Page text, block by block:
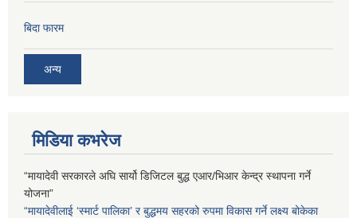
बिदा फारम
अन्य
मिडिया कभरेज
“मायादेवी सरकारले अघि सार्यो डिजिटल बुद्ध एआर/भिआर केन्द्र स्थापना गर्ने
योजना”
“मायादेवीलाई ‘स्मार्ट पालिका’ र बुद्धमय सहरको रुपमा विकास गर्ने लक्ष्य बोकेका